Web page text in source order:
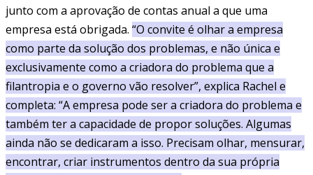
junto com a aprovação de contas anual a que uma
empresa está obrigada. “O convite é olhar a empresa
como parte da solução dos problemas, e não única e
exclusivamente como a criadora do problema que a
filantropia e o governo vão resolver”, explica Rachel e
completa: “A empresa pode ser a criadora do problema e
também ter a capacidade de propor soluções. Algumas
ainda não se dedicaram a isso. Precisam olhar, mensurar,
encontrar, criar instrumentos dentro da sua própria